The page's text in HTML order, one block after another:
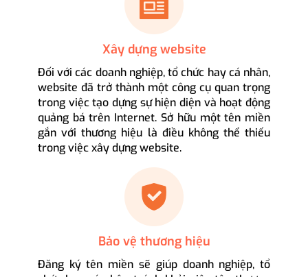
Xây dựng website
Đối với các doanh nghiệp, tổ chức hay cá nhân,
website đã trở thành một công cụ quan trọng
trong việc tạo dựng sự hiện diện và hoạt động
quảng bá trên Internet. Sở hữu một tên miền
gắn với thương hiệu là điều không thể thiếu
trong việc xây dựng website.
Bảo vệ thương hiệu
Đăng ký tên miền sẽ giúp doanh nghiệp, tổ